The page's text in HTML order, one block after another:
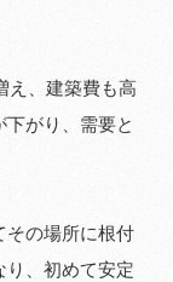
え、建築費も高
がり、需要と
その場所に根付
り、初めて安定